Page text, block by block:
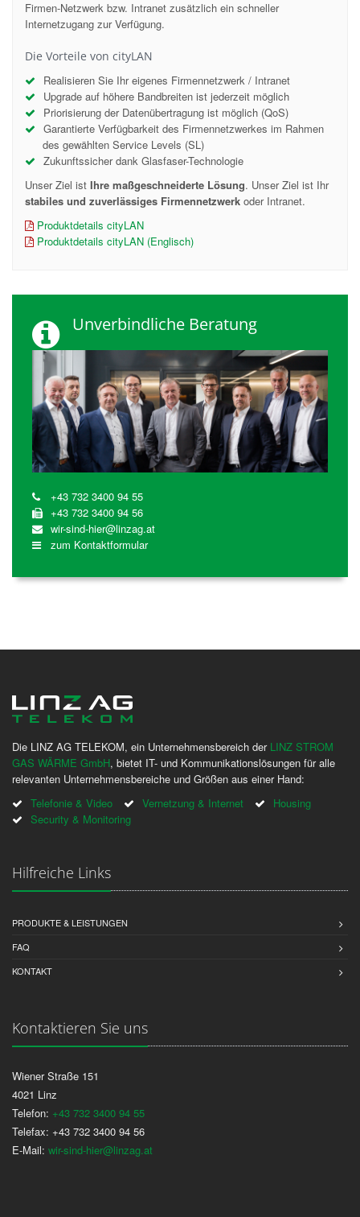
Firmen-Netzwerk bzw. Intranet zusätzlich ein schneller
Internetzugang zur Verfügung.
Die Vorteile von cityLAN
Realisieren Sie Ihr eigenes Firmennetzwerk / Intranet
Upgrade auf höhere Bandbreiten ist jederzeit möglich
Priorisierung der Datenübertragung ist möglich (QoS)
Garantierte Verfügbarkeit des Firmennetzwerkes im Rahmen
des gewählten Service Levels (SL)
Zukunftssicher dank Glasfaser-Technologie
Unser Ziel ist Ihre maßgeschneiderte Lösung. Unser Ziel ist Ihr
stabiles und zuverlässiges Firmennetzwerk oder Intranet.
Produktdetails cityLAN
Produktdetails cityLAN (Englisch)
Unverbindliche Beratung
+43 732 3400 94 55
+43 732 3400 94 56
wir-sind-hier@linzag.at
zum Kontaktformular
Die LINZ AG TELEKOM, ein Unternehmensbereich der LINZ STROM
GAS WÄRME GmbH, bietet IT- und Kommunikationslösungen für alle
relevanten Unternehmensbereiche und Größen aus einer Hand:
Telefonie & Video
Vernetzung & Internet
Housing
Security & Monitoring
Hilfreiche Links
PRODUKTE & LEISTUNGEN
FAQ
KONTAKT
Kontaktieren Sie uns
Wiener Straße 151
4021 Linz
Telefon: +43 732 3400 94 55
Telefax: +43 732 3400 94 56
E-Mail: wir-sind-hier@linzag.at